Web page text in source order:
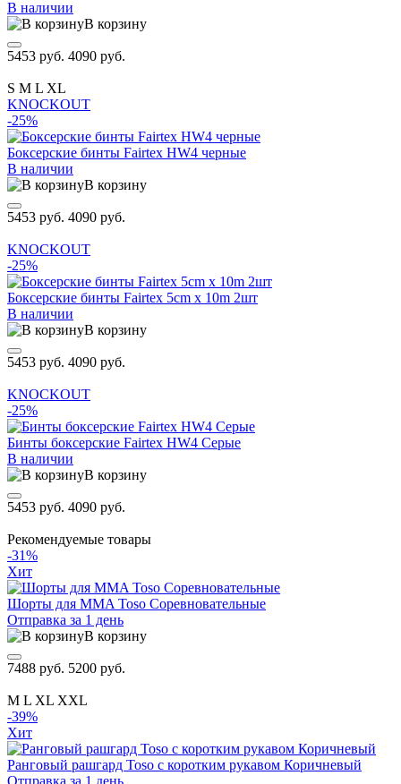
В наличии
В корзину
5453 руб. 4090 руб.
S M L XL
KNOCKOUT
-25%
Боксерские бинты Fairtex HW4 черные
В наличии
В корзину
5453 руб. 4090 руб.
KNOCKOUT
-25%
Боксерские бинты Fairtex 5cm x 10m 2шт
В наличии
В корзину
5453 руб. 4090 руб.
KNOCKOUT
-25%
Бинты боксерские Fairtex HW4 Серые
В наличии
В корзину
5453 руб. 4090 руб.
Рекомендуемые товары
-31%
Хит
Шорты для MMA Toso Соревновательные
Отправка за 1 день
В корзину
7488 руб. 5200 руб.
M L XL XXL
-39%
Хит
Ранговый рашгард Toso с коротким рукавом Коричневый
Отправка за 1 день